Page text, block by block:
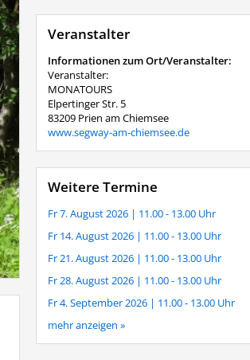
Veranstalter
Informationen zum Ort/Veranstalter:
Veranstalter:
MONATOURS
Elpertinger Str. 5
83209 Prien am Chiemsee
www.segway-am-chiemsee.de
Weitere Termine
Fr 7. August 2026 | 11.00 - 13.00 Uhr
Fr 14. August 2026 | 11.00 - 13.00 Uhr
Fr 21. August 2026 | 11.00 - 13.00 Uhr
Fr 28. August 2026 | 11.00 - 13.00 Uhr
Fr 4. September 2026 | 11.00 - 13.00 Uhr
mehr anzeigen »